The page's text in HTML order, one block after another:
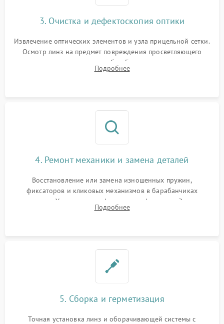
3. Очистка и дефектоскопия оптики
Извлечение оптических элементов и узла прицельной сетки.
Осмотр линз на предмет повреждения просветляющего
покрытия или появления грибка. Бережная очистка стекол
спецрастворами. Проверка целостности гравированной
Подробнее
4. Ремонт механики и замена деталей
Восстановление или замена изношенных пружин,
фиксаторов и кликовых механизмов в барабанчиках
поправок. Устранение люфтов в трансфокаторе. Замена
поврежденных линз, разбитой сетки или восстановление
Подробнее
5. Сборка и герметизация
Точная установка линз и оборачивающей системы с